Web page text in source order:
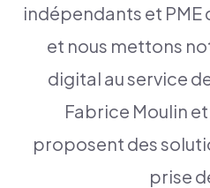
indépendants et
et nous mettons
digital au service
Fabrice Moulin
proposent des
prise